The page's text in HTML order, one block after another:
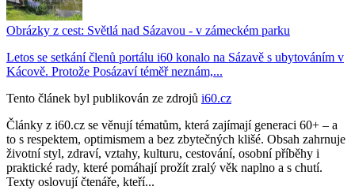
Obrázky z cest: Světlá nad Sázavou - v zámeckém parku
Letos se setkání členů portálu i60 konalo na Sázavě s ubytováním v
Kácově. Protože Posázaví téměř neznám,...
Tento článek byl publikován ze zdrojů i60.cz
Články z i60.cz se věnují tématům, která zajímají generaci 60+ – a
to s respektem, optimismem a bez zbytečných klišé. Obsah zahrnuje
životní styl, zdraví, vztahy, kulturu, cestování, osobní příběhy i
praktické rady, které pomáhají prožít zralý věk naplno a s chutí.
Texty oslovují čtenáře, kteří...